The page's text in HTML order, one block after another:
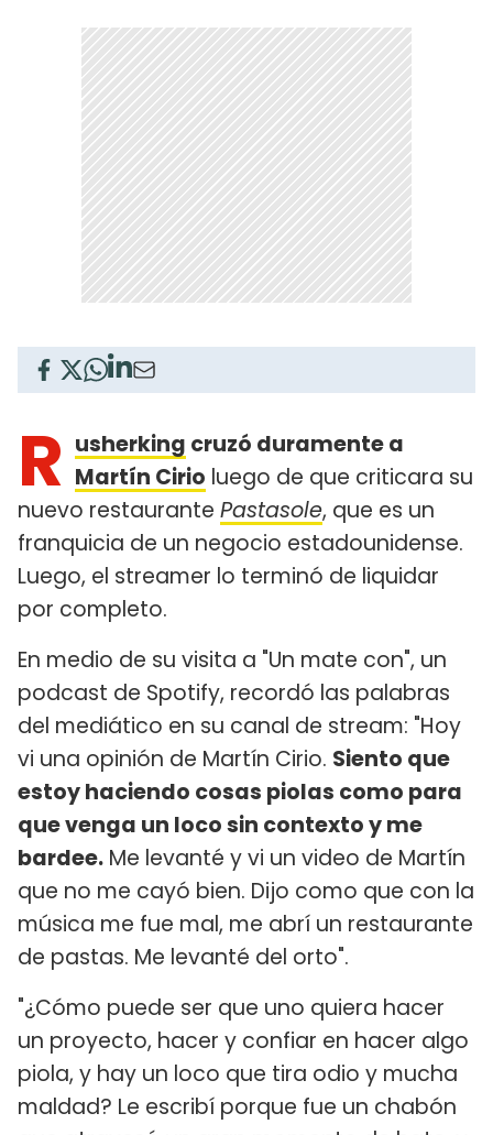
R usherking cruzó duramente a
Martín Cirio luego de que criticara su
nuevo restaurante Pastasole, que es un
franquicia de un negocio estadounidense.
Luego, el streamer lo terminó de liquidar
por completo.
En medio de su visita a "Un mate con", un
podcast de Spotify, recordó las palabras
del mediático en su canal de stream: "Hoy
vi una opinión de Martín Cirio. Siento que
estoy haciendo cosas piolas como para
que venga un loco sin contexto y me
bardee. Me levanté y vi un video de Martín
que no me cayó bien. Dijo como que con la
música me fue mal, me abrí un restaurante
de pastas. Me levanté del orto".
"¿Cómo puede ser que uno quiera hacer
un proyecto, hacer y confiar en hacer algo
piola, y hay un loco que tira odio y mucha
maldad? Le escribí porque fue un chabón